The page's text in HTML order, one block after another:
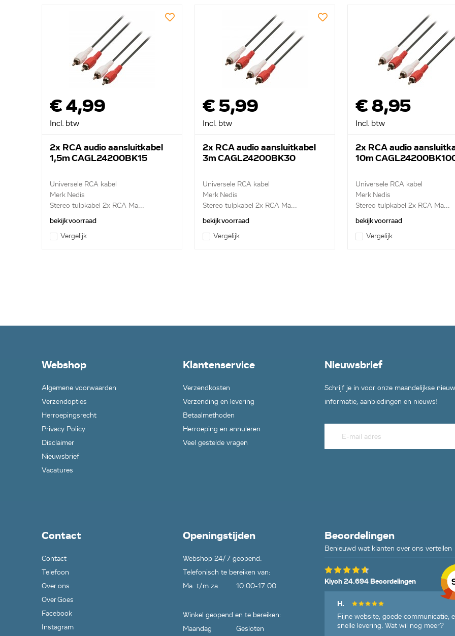
€ 4,99
Incl. btw
2x RCA audio aansluitkabel
1,5m CAGL24200BK15
Universele RCA kabel
Merk Nedis
Stereo tulpkabel 2x RCA Ma...
bekijk voorraad
Vergelijk
€ 5,99
Incl. btw
2x RCA audio aansluitkabel
3m CAGL24200BK30
Universele RCA kabel
Merk Nedis
Stereo tulpkabel 2x RCA Ma...
bekijk voorraad
Vergelijk
€ 8,95
Incl. btw
2x RCA audio
10m
Universele RCA kabel
Merk Nedis
Stereo tulpkabel 2x RCA Ma...
bekijk voorraad
Vergelijk
Webshop
Algemene voorwaarden
Verzendopties
Herroepingsrecht
Privacy Policy
Disclaimer
Nieuwsbrief
Vacatures
Klantenservice
Verzendkosten
Verzending en levering
Betaalmethoden
Herroeping en annuleren
Veel gestelde vragen
Nieuwsbrief
Schrijf je in voor onze maandelijkse
informatie, aanbiedingen en nieuws!
Contact
Contact
Telefoon
Over ons
Over Goes
Facebook
Instagram
Openingstijden
Webshop 24/7 geopend.
Telefonisch te bereiken van:
Ma. t/m za.
10:00-17:00
Winkel geopend en te bereiken:
Maandag
Gesloten
Beoordelingen
Benieuwd wat klanten over ons vertellen
Kiyoh 24.694 Beoordelingen
H.
Fijne website, goede communicatie,
snelle levering. Wat wil nog meer?